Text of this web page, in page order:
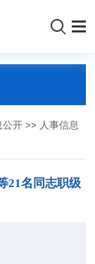
公开 >> 人事信息
21名同志职级